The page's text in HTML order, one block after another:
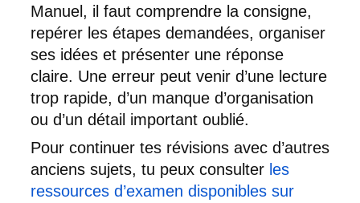
Manuel, il faut comprendre la consigne,
repérer les étapes demandées, organiser
ses idées et présenter une réponse
claire. Une erreur peut venir d’une lecture
trop rapide, d’un manque d’organisation
ou d’un détail important oublié.
Pour continuer tes révisions avec d’autres
anciens sujets, tu peux consulter les
ressources d’examen disponibles sur